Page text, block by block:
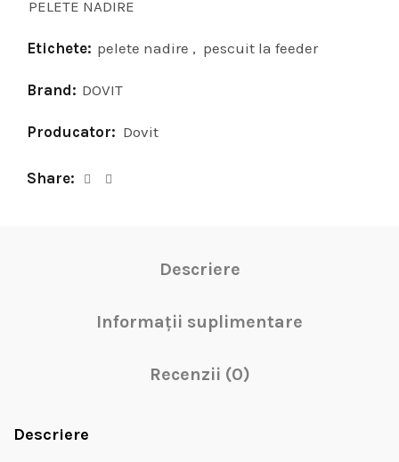
PELETE NADIRE
Etichete: pelete nadire , pescuit la feeder
Brand: DOVIT
Producator: Dovit
Share
Descriere
Informații suplimentare
Recenzii (0)
Descriere